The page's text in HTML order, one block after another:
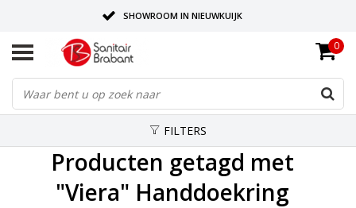
SHOWROOM IN NIEUWKUIJK
BEZORGING OP AFSPRAAK
LEVERING EN REALISATIE ONDER EEN DAK!
0
FILTERS
Producten getagd met
"Viera" Handdoekring